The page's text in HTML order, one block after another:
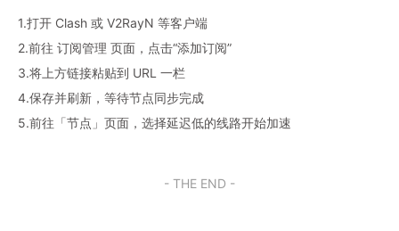
1.打开 Clash 或 V2RayN 等客户端
2.前往 订阅管理 页面，点击“添加订阅”
3.将上方链接粘贴到 URL 一栏
4.保存并刷新，等待节点同步完成
5.前往「节点」页面，选择延迟低的线路开始加速
- THE END -